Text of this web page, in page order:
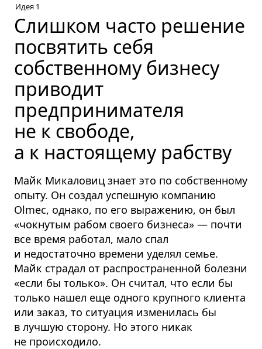
Идея 1
Слишком часто решение
посвятить себя
собственному бизнесу
приводит
предпринимателя
не к свободе,
а к настоящему рабству
Майк Микаловиц знает это по собственному
опыту. Он создал успешную компанию
Olmec, однако, по его выражению, он был
«чокнутым рабом своего бизнеса» — почти
все время работал, мало спал
и недостаточно времени уделял семье.
Майк страдал от распространенной болезни
«если бы только». Он считал, что если бы
только нашел еще одного крупного клиента
или заказ, то ситуация изменилась бы
в лучшую сторону. Но этого никак
не происходило.